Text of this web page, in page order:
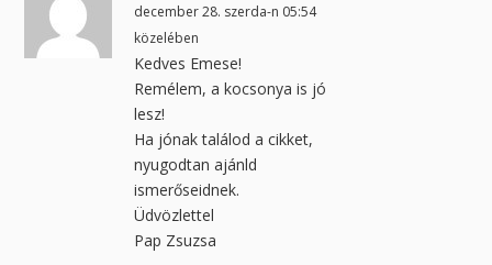
december 28. szerda-n 05:54
közelében
Kedves Emese!
Remélem, a kocsonya is jó
lesz!
Ha jónak találod a cikket,
nyugodtan ajánld
ismerőseidnek.
Üdvözlettel
Pap Zsuzsa